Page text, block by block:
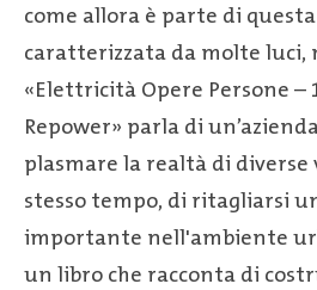
come allora è parte di
caratterizzata da molte luci,
«Elettricità Opere Persone –
Repower» parla di
plasmare la realtà di
stesso tempo, di ritagliarsi
importante nell'ambiente
un libro che racconta di